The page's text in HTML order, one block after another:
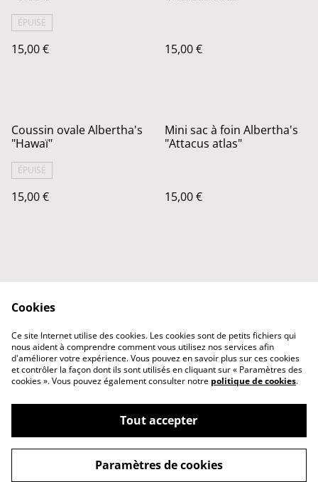
ÉPUISÉ
15,00 € 15,00 €
Coussin ovale Albertha's
"Hawaï"
ÉPUISÉ
15,00 €
Mini sac à foin Albertha's
"Attacus atlas"
15,00 €
Contact Us
Legal Terms
Privacy Policy
Cookie Policy
©2026Albertha's
powered by
Cookies
Ce site Internet utilise des cookies. Les cookies sont de petits fichiers qui
nous aident à comprendre comment vous utilisez nos services afin
d'améliorer votre expérience. Vous pouvez en savoir plus sur ces cookies
et contrôler la façon dont ils sont utilisés en cliquant sur « Paramètres des
cookies ». Vous pouvez également consulter notre politique de cookies.
Tout accepter
Paramètres de cookies